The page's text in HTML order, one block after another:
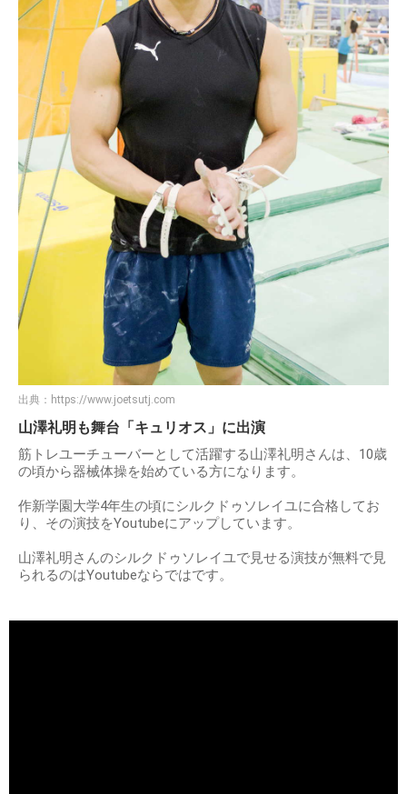
出典： https://www.joetsutj.com
山澤礼明も舞台「キュリオス」に出演
筋トレユーチューバーとして活躍する山澤礼明さんは、10歳
の頃から器械体操を始めている方になります。
作新学園大学4年生の頃にシルクドゥソレイユに合格してお
り、その演技をYoutubeにアップしています。
山澤礼明さんのシルクドゥソレイユで見せる演技が無料で見
られるのはYoutubeならではです。